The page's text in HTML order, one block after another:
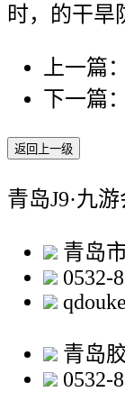
时，的干旱
上一篇：
下一篇：
返回上一级
青岛J9·九
青岛
0532-
青岛
0532-